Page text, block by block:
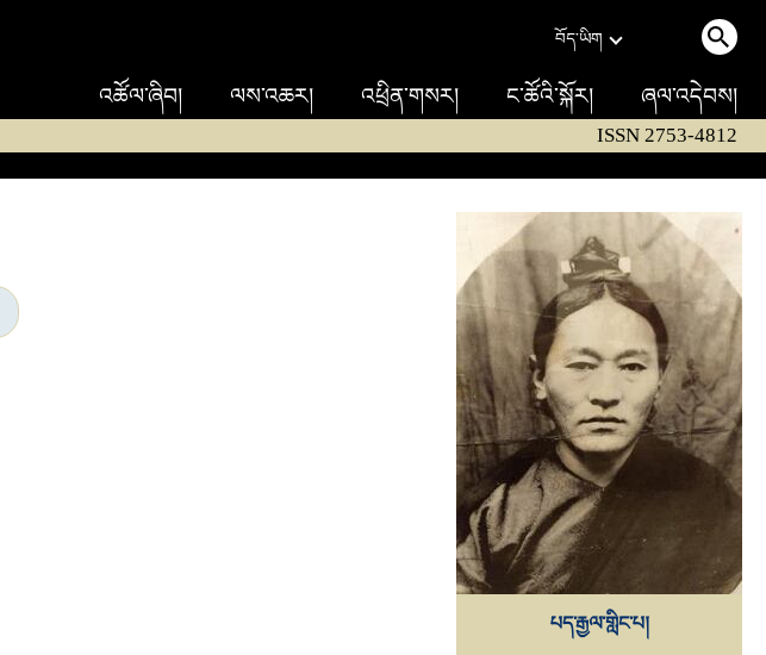
བོད་ཡིག
འཚོལ་ཞིབ། ལས་འཆར། འཕྲིན་གསར། ང་ཚོའི་སྐོར། ཞལ་འདེབས།
ISSN 2753-4812
པད་རྒྱལ་གླིང་པ།